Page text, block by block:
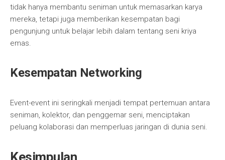
tidak hanya membantu seniman untuk memasarkan karya
mereka, tetapi juga memberikan kesempatan bagi
pengunjung untuk belajar lebih dalam tentang seni kriya
emas.
Kesempatan Networking
Event-event ini seringkali menjadi tempat pertemuan antara
seniman, kolektor, dan penggemar seni, menciptakan
peluang kolaborasi dan memperluas jaringan di dunia seni.
Kesimpulan